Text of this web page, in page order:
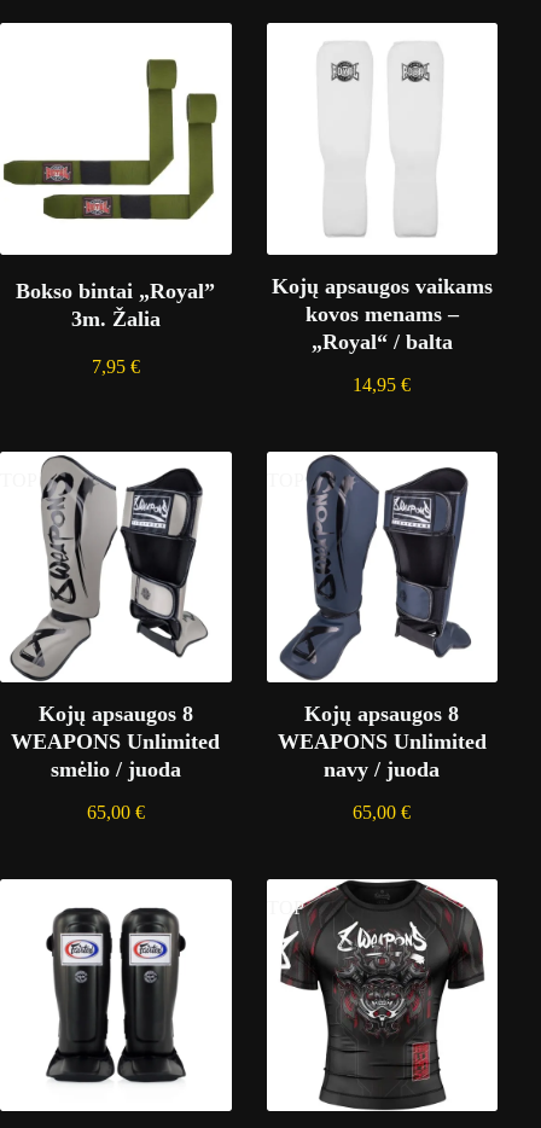
Bokso bintai „Royal”
3m. Žalia
7,95 €
Kojų apsaugos vaikams
kovos menams –
„Royal“ / balta
14,95€
Kojų apsaugos 8
WEAPONS Unlimited
smėlio / juoda
65,00 €
Kojų apsaugos 8
WEAPONS Unlimited
navy / juoda
65,00€
TOP